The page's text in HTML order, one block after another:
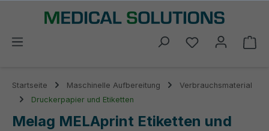
springen
Du hast 0
Startseite Maschinelle Aufbereitung
Verbrauchsmaterial
Druckerpapier und Etiketten
Melag MELAprint Etiketten und